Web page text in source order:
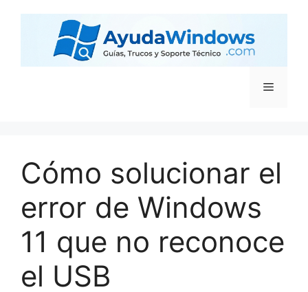
Cómo solucionar el
error de Windows
11 que no reconoce
el USB